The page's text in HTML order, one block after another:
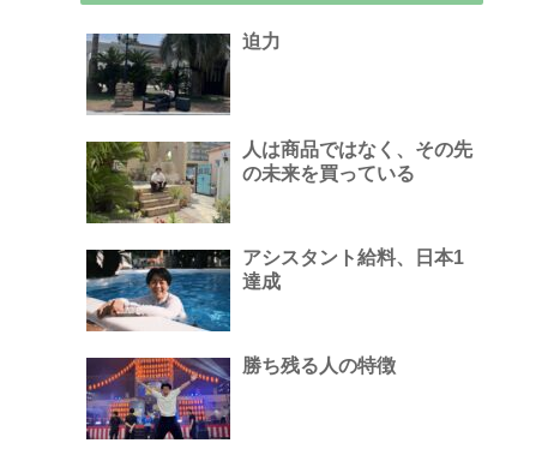
迫力
人は商品ではなく、その先
の未来を買っている
アシスタント給料、日本1
達成
勝ち残る人の特徴